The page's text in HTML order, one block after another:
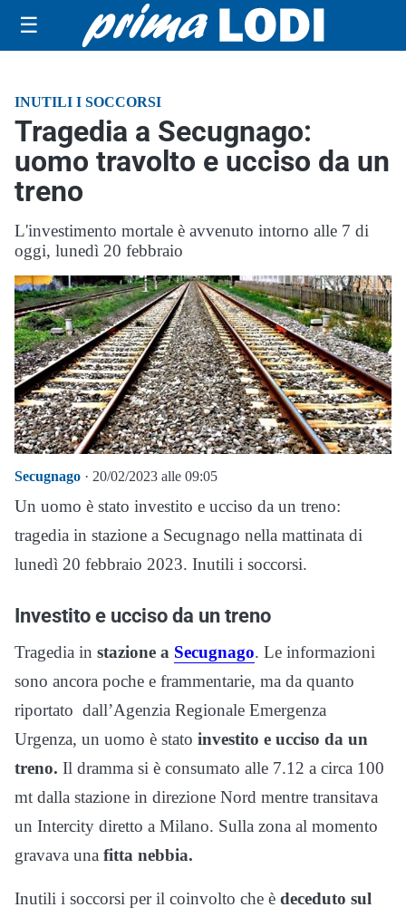
☰
INUTILI I SOCCORSI
Tragedia a Secugnago:
uomo travolto e ucciso da un
treno
L'investimento mortale è avvenuto intorno alle 7 di
oggi, lunedì 20 febbraio
Secugnago · 20/02/2023 alle 09:05
Un uomo è stato investito e ucciso da un treno:
tragedia in stazione a Secugnago nella mattinata di
lunedì 20 febbraio 2023. Inutili i soccorsi.
Investito e ucciso da un treno
Tragedia in stazione a Secugnago. Le informazioni
sono ancora poche e frammentarie, ma da quanto
riportato dall’Agenzia Regionale Emergenza
Urgenza, un uomo è stato investito e ucciso da un
treno. Il dramma si è consumato alle 7.12 a circa 100
mt dalla stazione in direzione Nord mentre transitava
un Intercity diretto a Milano. Sulla zona al momento
gravava una fitta nebbia.
Inutili i soccorsi per il coinvolto che è deceduto sul